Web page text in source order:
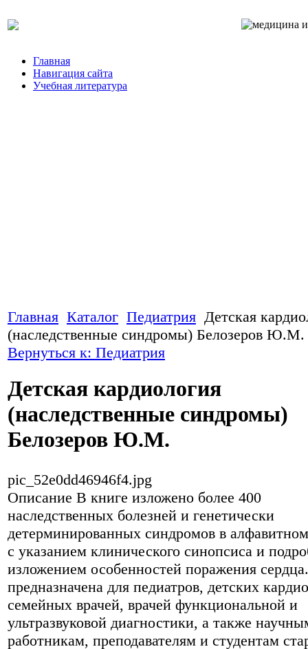
Главная
Навигация сайта
Учебная литература
Главная Каталог Педиатрия Детская
(наследственные синдромы) Белозеров Ю.М.
Вернуться к: Педиатрия
Детская кардиология
(наследственные синдромы)
Белозеров Ю.М.
pic_52e0dd46946f4.jpg
Описание В книге изложено более 400
наследственных болезней и генетически
детерминированных синдромов в
с указанием клинического синопсиса и
изложением особенностей поражения
предназначена для педиатров, детских
семейных врачей, врачей функциональной и
ультразвуковой диагностики, а также
работникам, преподавателям и студентам